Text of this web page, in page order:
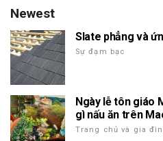
Newest
Slate phẳng và
Sự đạm bạc
Ngày lễ tôn giáo
gì nấu ăn trên
Trang chủ và gia